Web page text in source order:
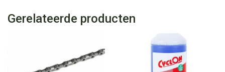
Gerelateerde producten